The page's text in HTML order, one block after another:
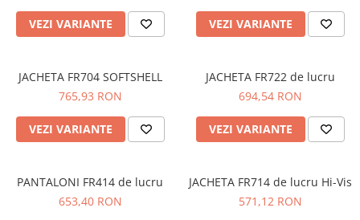
JACHETE DE LUCRU
PANTALONI DE LUCRU
INDUSTRIA ALIMENTARA
GENUNCHIERE
IMBRACAMINTE ANTICHIMICA |
CAMASI
FESURI, SEPCI, CAPISOANE
VEZI VARIANTE VEZI VARIANTE
JACHETA FR704 SOFTSHELL
765,93 RON
VEZI VARIANTE
JACHETA FR722 de lucru
694,54 RON
VEZI VARIANTE
PANTALONI FR414 de lucru
653,40 RON
JACHETA FR714 de lucru Hi-Vis
571,12 RON